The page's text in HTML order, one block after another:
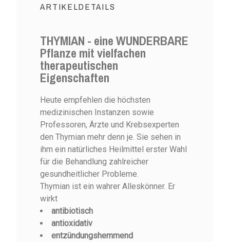
ARTIKELDETAILS
THYMIAN - eine WUNDERBARE
Pflanze mit vielfachen
therapeutischen
Eigenschaften
Heute empfehlen die höchsten
medizinischen Instanzen sowie
Professoren, Ärzte und Krebsexperten
den Thymian mehr denn je. Sie sehen in
ihm ein natürliches Heilmittel erster Wahl
für die Behandlung zahlreicher
gesundheitlicher Probleme.
Thymian ist ein wahrer Alleskönner. Er
wirkt
antibiotisch
antioxidativ
entzündungshemmend